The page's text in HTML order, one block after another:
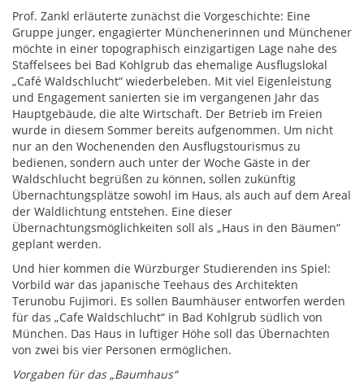
Prof. Zankl erläuterte zunächst die Vorgeschichte: Eine
Gruppe junger, engagierter Münchenerinnen und Münchener
möchte in einer topographisch einzigartigen Lage nahe des
Staffelsees bei Bad Kohlgrub das ehemalige Ausflugslokal
„Café Waldschlucht“ wiederbeleben. Mit viel Eigenleistung
und Engagement sanierten sie im vergangenen Jahr das
Hauptgebäude, die alte Wirtschaft. Der Betrieb im Freien
wurde in diesem Sommer bereits aufgenommen. Um nicht
nur an den Wochenenden den Ausflugstourismus zu
bedienen, sondern auch unter der Woche Gäste in der
Waldschlucht begrüßen zu können, sollen zukünftig
Übernachtungsplätze sowohl im Haus, als auch auf dem Areal
der Waldlichtung entstehen. Eine dieser
Übernachtungsmöglichkeiten soll als „Haus in den Bäumen“
geplant werden.
Und hier kommen die Würzburger Studierenden ins Spiel:
Vorbild war das japanische Teehaus des Architekten
Terunobu Fujimori. Es sollen Baumhäuser entworfen werden
für das „Cafe Waldschlucht“ in Bad Kohlgrub südlich von
München. Das Haus in luftiger Höhe soll das Übernachten
von zwei bis vier Personen ermöglichen.
Vorgaben für das „Baumhaus“